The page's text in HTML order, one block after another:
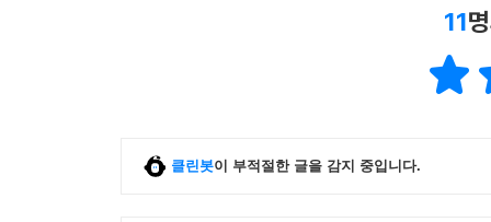
11
클린봇이 부적절한 글을 감지 중입니다.